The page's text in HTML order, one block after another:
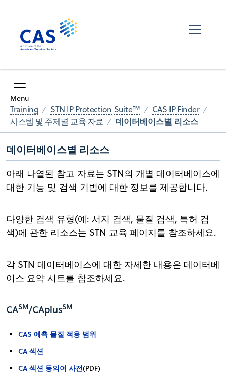
Menu
Training STN IP Protection Suite™
CAS IP Finder
시스템 및 주제별 교육 자료
데이터베이스별 리소스
데이터베이스별 리소스
아래 나열된 참고 자료는 STN의 개별 데이터베이스에
대한 기능 및 검색 기법에 대한 정보를 제공합니다.
다양한 검색 유형(예: 서지 검색, 물질 검색, 특허 검
색)에 관한 리소스는 STN 교육 페이지를 참조하세요.
각 STN 데이터베이스에 대한 자세한 내용은 데이터베
이스 요약 시트를 참조하세요.
CASM/CAplusSM
CAS 예측 물질 적용 범위
CA 섹션
CA 섹션 동의어 사전(PDF)